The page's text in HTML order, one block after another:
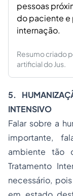
pessoas
do paciente e
internação.
Resumo criado
artificial do Jus.
5.
INTENSIVO
Falar sobre a
importante,
ambiente tão
Tratamento
necessário,